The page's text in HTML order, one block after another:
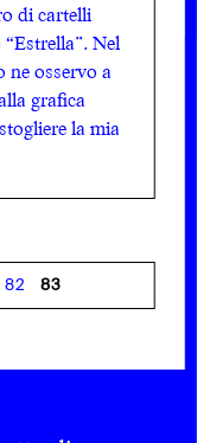
di cartelli
Nel
ne osservo a
grafica
la mia
82 83